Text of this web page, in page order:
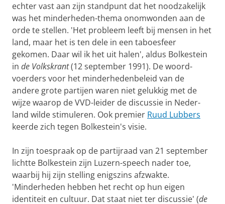
echter vast aan zijn stand­punt dat het noodzakelijk
was het minderhe­den-thema onomwon­den aan de
orde te stellen. 'Het probleem leeft bij mensen in het
land, maar het is ten dele in een ta­boesfeer
gekomen. Daar wil ik het uit ha­len', aldus Bolkest­ein
in de Volks­krant(12 september 1991). De woord­
voerders voor het minder­he­den­beleid van de
andere grote par­tijen waren niet geluk­kig met de
wijze waarop de VVD-leider de discus­sie in Neder­
land wilde sti­mu­leren. Ook premier Ruud Lubbers
keerde zich tegen Bol­kestein's visie.
In zijn toespraak op de partijraad van 21 september
licht­te Bolkestein zijn Luzern-speech nader toe,
waarbij hij zijn stel­ling enigszins afzwakte.
'Minderheden hebben het recht op hun eigen
identiteit en cultuur. Dat staat niet ter discussie' (de